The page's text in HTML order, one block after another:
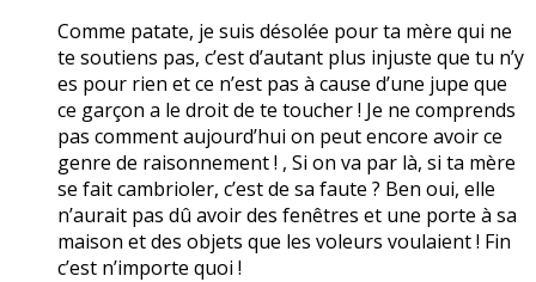
Comme patate, je suis désolée pour ta mère qui ne
te soutiens pas, c’est d’autant plus injuste que tu n’y
es pour rien et ce n’est pas à cause d’une jupe que
ce garçon a le droit de te toucher ! Je ne comprends
pas comment aujourd’hui on peut encore avoir ce
genre de raisonnement ! , Si on va par là, si ta mère
se fait cambrioler, c’est de sa faute ? Ben oui, elle
n’aurait pas dû avoir des fenêtres et une porte à sa
maison et des objets que les voleurs voulaient ! Fin
c’est n’importe quoi !